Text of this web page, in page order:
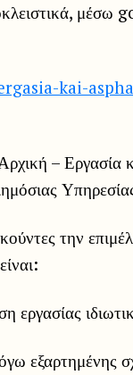
kai-
–
την
εργασίας
εξαρτημένης